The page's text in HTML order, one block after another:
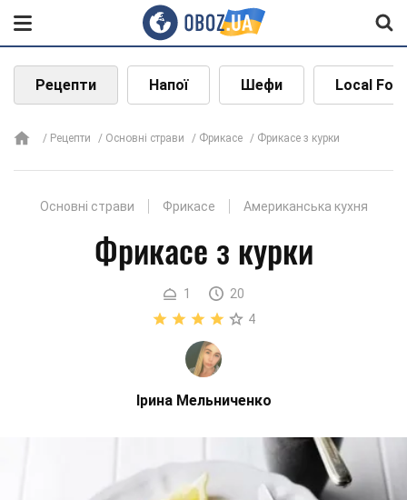
Рецепти Напої Шефи Local
Рецепти Основні страви Фрикасе Фрикасе з курки
Основні страви Фрикасе Американська кухня
Фрикасе з курки
1
20
4
Ірина Мельниченко